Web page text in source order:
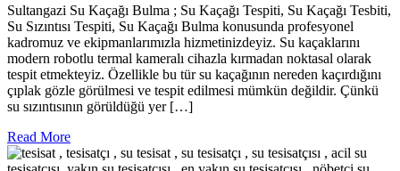
Bulma
Sultangazi Su Kaçağı Bulma ; Su Kaçağı Tespiti, Su Kaçağı Tesbiti,
Su Sızıntısı Tespiti, Su Kaçağı Bulma konusunda profesyonel
kadromuz ve ekipmanlarımızla hizmetinizdeyiz. Su kaçaklarını
modern robotlu termal kameralı cihazla kırmadan noktasal olarak
tespit etmekteyiz. Özellikle bu tür su kaçağının nereden kaçırdığını
çıplak gözle görülmesi ve tespit edilmesi mümkün değildir. Çünkü
su sızıntısının görüldüğü yer […]
Read MoreRead
More